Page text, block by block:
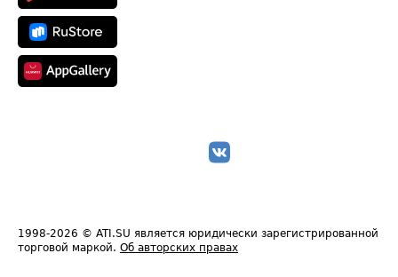
1998-2026 © ATI.SU является юридически зарегистрированной
торговой маркой. Об авторских правах